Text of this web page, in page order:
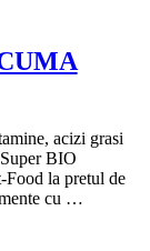
acizi grasi
BIO
la pretul de
cu …